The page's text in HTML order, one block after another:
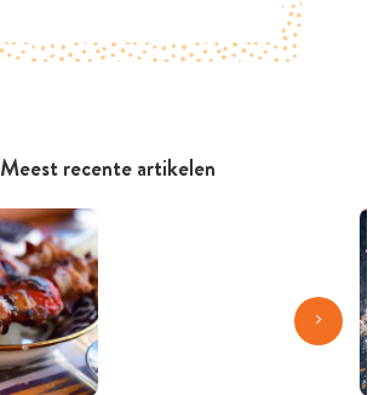
Meest recente artikelen